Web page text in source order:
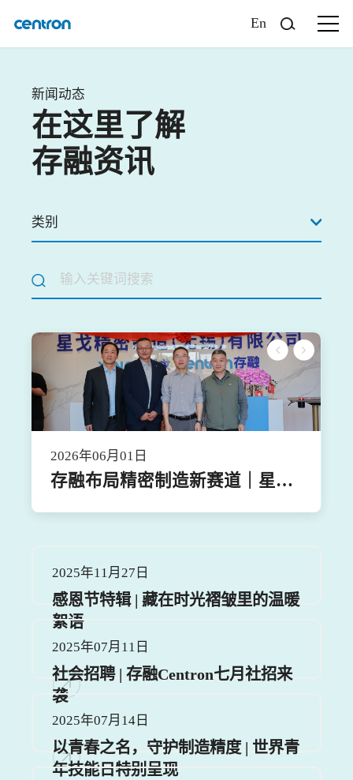
En
新闻动态
在这里了解
存融资讯
类别
2026年06月01日
存融布局精密制造新赛道｜星戈
2025年11月27日
感恩节特辑 | 藏在时光褶皱里的温暖
絮语
2025年07月11日
社会招聘 | 存融Centron七月社招来
袭
2025年07月14日
以青春之名，守护制造精度 | 世界青
年技能日特别呈现